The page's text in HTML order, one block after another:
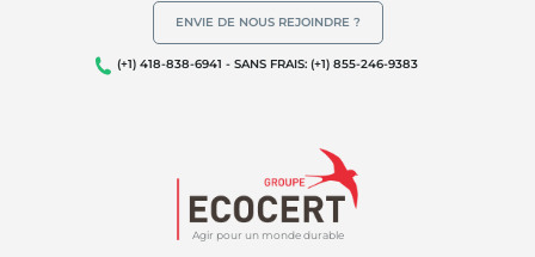
Commerce équitable
Agriculture durable
Biodiversité et changement climatique
Allégations environnementales
Agir pour un monde durable
ENVIE DE NOUS REJOINDRE ?
(+1) 418-838-6941 - SANS FRAIS: (+1) 855-246-9383